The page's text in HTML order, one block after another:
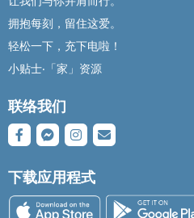
拥抱每刻，留住这爱。
轻松一下，充下电啦！
小贴士‧「家」资源
联络我们
下载应用程式